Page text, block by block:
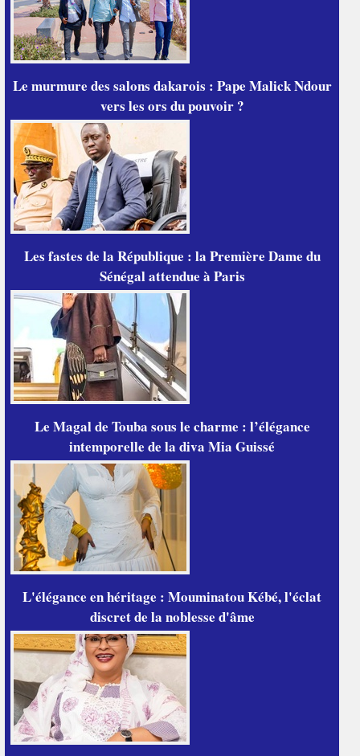
Le murmure des salons dakarois : Pape Malick Ndour
vers les ors du pouvoir ?
Les fastes de la République : la Première Dame du
Sénégal attendue à Paris
Le Magal de Touba sous le charme : l’élégance
intemporelle de la diva Mia Guissé
L'élégance en héritage : Mouminatou Kébé, l'éclat
discret de la noblesse d'âme